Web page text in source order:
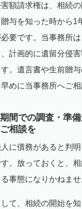
額請求権は、相続
与を知った時から1
要です。当事務所
計画的に遺留分侵
。遺言書や生前贈
めに当事務所へご相
間での調査・準
相談を
に債務があると判
。放っておくと、
事態になりかねませ
て、相続の開始を